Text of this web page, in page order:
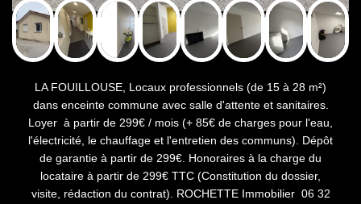
LA FOUILLOUSE, Locaux professionnels (de 15 à 28 m²)
dans enceinte commune avec salle d'attente et sanitaires.
Loyer à partir de 299€ / mois (+ 85€ de charges pour l'eau,
l'électricité, le chauffage et l'entretien des communs). Dépôt
de garantie à partir de 299€. Honoraires à la charge du
locataire à partir de 299€ TTC (Constitution du dossier,
visite, rédaction du contrat). ROCHETTE Immobilier 06 32